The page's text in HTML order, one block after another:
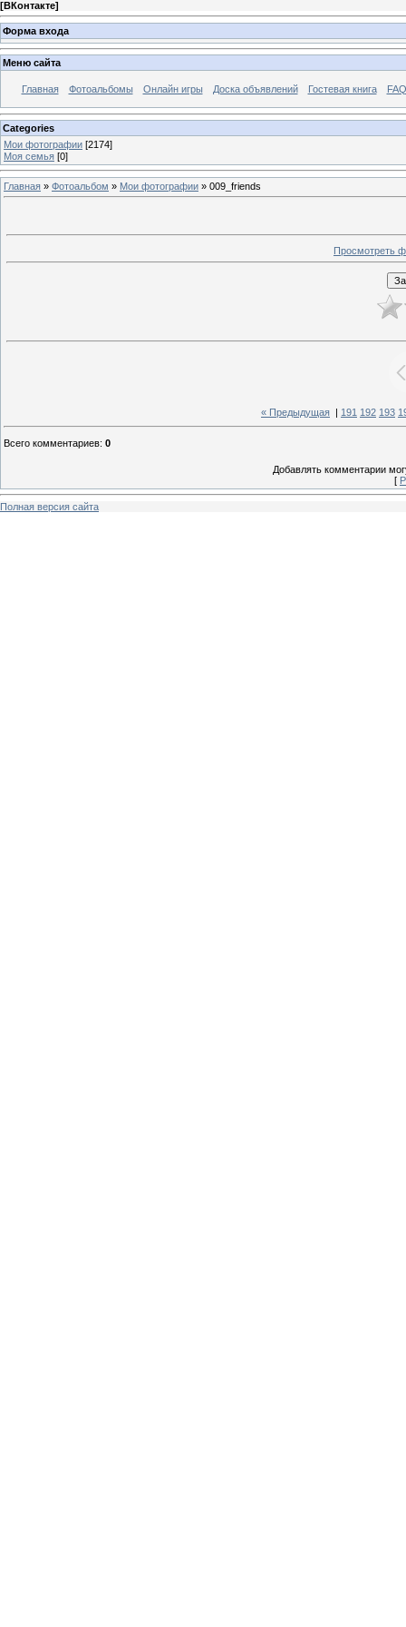
[ВКонтакте]
Форма входа
Меню сайта
Главная Фотоальбомы Онлайн игры Доска объявлений Гостевая книга
Categories
Мои фотографии [2174]
Моя семья [0]
Главная » Фотоальбом » Мои фотографии » 009_friends
Просмотреть
« Предыдущая 191 192 193
Всего комментариев: 0
Добавлять комментарии
[
Полная версия сайта